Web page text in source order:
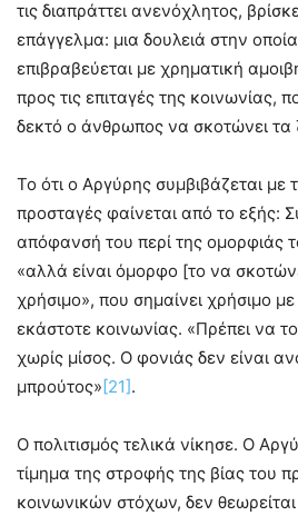
τις διαπράττει ανενόχλητος,
επάγγελμα: μια δουλειά στην
επιβραβεύεται με χρηματική
προς τις επιταγές της κοινωνίας,
δεκτό ο άνθρωπος να σκοτώνει τα
Το ότι ο Αργύρης συμβιβάζεται με
προσταγές φαίνεται από το εξής:
απόφανσή του περί της ομορφιάς
«αλλά είναι όμορφο [το να
χρήσιμο», που σημαίνει χρήσιμο με
εκάστοτε κοινωνίας. «Πρέπει να
χωρίς μίσος. Ο φονιάς δεν είναι
μπρούτος» [21].
Ο πολιτισμός τελικά νίκησε. Ο
τίμημα της στροφής της βίας του
κοινωνικών στόχων, δεν